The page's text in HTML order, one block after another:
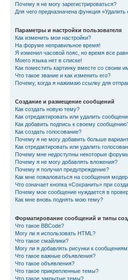
Почему я не могу зарегистрироваться?
Для чего предназначена функция «Удалить
Параметры и настройки пользователя
Как изменить мои настройки?
На форуме неправильное время!
Я изменил часовой пояс, но время все
Моего языка нет в списке!
Как поместить картинку вместе со своим
Что такое звание и как изменить его?
Почему, когда я нажимаю ссылку для
Создание и размещение сообщений
Как создать новую тему?
Как отредактировать или удалить
Как добавить подпись к своему
Как создать голосование?
Почему я не могу добавить больше
Как отредактировать или удалить
Почему мне недоступны некоторые
Почему я не могу добавлять вложения?
Почему я получил предупреждение?
Как мне пожаловаться на сообщения
Что означает кнопка «Сохранить» при
Почему мое сообщение нуждается в
Как мне вновь поднять мою тему?
Форматирование сообщений и типы
Что такое BBCode?
Могу ли я использовать HTML?
Что такое смайлики?
Могу ли я добавлять рисунки к
Что такое важные объявления?
Что такое объявления?
Что такое прикрепленные темы?
Что такое закрытые темы?